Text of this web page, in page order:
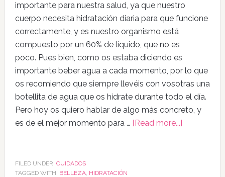
importante para nuestra salud, ya que nuestro
cuerpo necesita hidratación diaria para que funcione
correctamente, y es nuestro organismo está
compuesto por un 60% de líquido, que no es
poco. Pues bien, como os estaba diciendo es
importante beber agua a cada momento, por lo que
os recomiendo que siempre llevéis con vosotras una
botellita de agua que os hidrate durante todo el día.
Pero hoy os quiero hablar de algo más concreto, y
es de el mejor momento para … [Read more...]
FILED UNDER: CUIDADOS
TAGGED WITH: BELLEZA, HIDRATACIÓN